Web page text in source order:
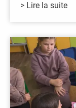
> Lire la suite